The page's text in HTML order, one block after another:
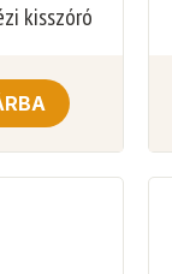
kisszóró